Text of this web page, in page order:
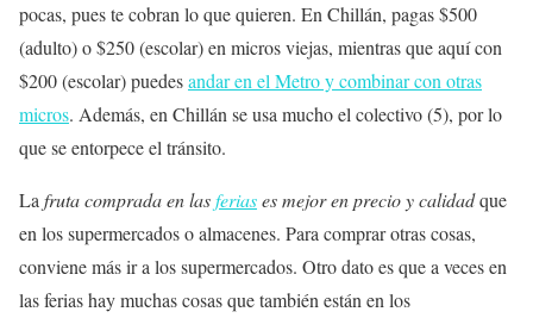
pocas, pues te cobran lo que quieren. En Chillán, pagas $500
(adulto) o $250 (escolar) en micros viejas, mientras que aquí con
$200 (escolar) puedesandar en el Metro y combinar con otras
micros. Además, en Chillán se usa mucho el colectivo (5), por lo
que se entorpece el tránsito.
Lafruta comprada en lasferiases mejor en precio y calidadque
en los supermercados o almacenes. Para comprar otras cosas,
conviene más ir a los supermercados. Otro dato es que a veces en
las ferias hay muchas cosas que también están en los